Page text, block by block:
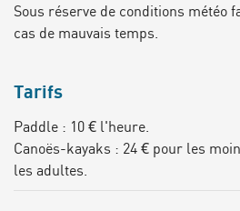
Sous réserve de conditions météo
cas de mauvais temps.
Tarifs
Paddle : 10 € l'heure.
Canoës-kayaks : 24 € pour les
les adultes.